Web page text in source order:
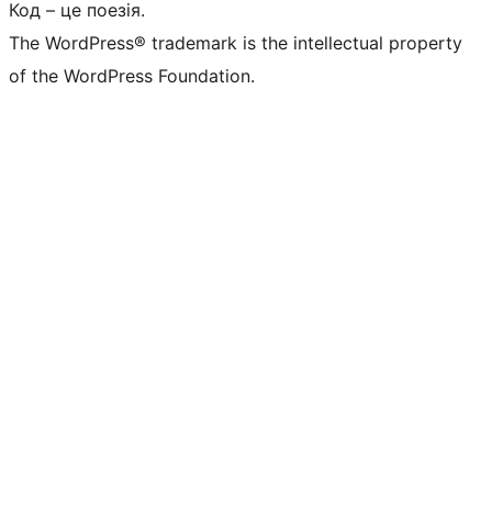
Код – це поезія.
The WordPress® trademark is the intellectual property
of the WordPress Foundation.